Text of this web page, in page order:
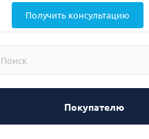
Получить консультацию
Покупателю